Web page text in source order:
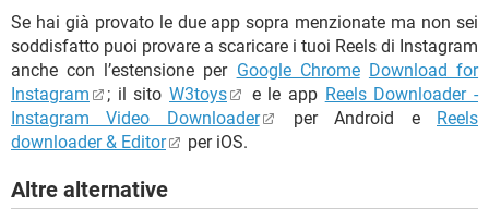
Se hai già provato le due app sopra menzionate ma non sei
soddisfatto puoi provare a scaricare i tuoi Reels di Instagram
anche con l’estensione per Google Chrome Download for
Instagram
; il sito W3toys e le app Reels Downloader -
Instagram Video Downloader
per Android e Reels
downloader & Editor
per iOS.
Altre alternative